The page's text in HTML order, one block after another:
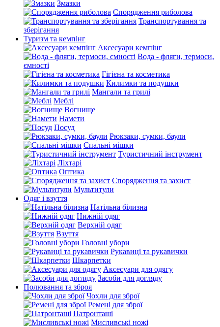
Змазки
Спорядження риболова
Транспортування та
зберігання
Туризм та кемпінг
Аксесуари кемпінг
Вода - фляги, термоси,
ємності
Гігієна та косметика
Килимки та подушки
Мангали та грилі
Меблі
Вогнище
Намети
Посуд
Рюкзаки, сумки, баули
Спальні мішки
Туристичний інструмент
Ліхтарі
Оптика
Спорядження та захист
Мультитули
Одяг і взуття
Натільна білизна
Нижній одяг
Верхній одяг
Взуття
Головні убори
Рукавиці та рукавички
Шкарпетки
Аксесуари для одягу
Засоби для догляду
Полювання та зброя
Чохли для зброї
Ремені для зброї
Патронташі
Мисливські ножі